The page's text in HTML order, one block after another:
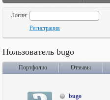
Логин:
Регистрация
Пользователь bugo
Портфолио Отзывы
bugo